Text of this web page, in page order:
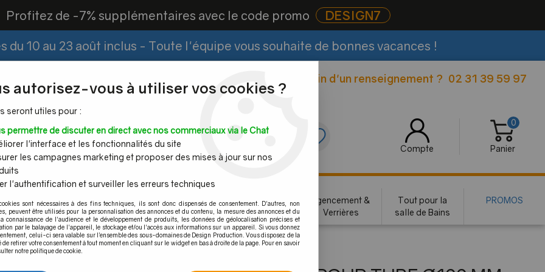
Profitez de -7% supplémentaires avec le code promo DESIGN7
du 10 au 23 août inclus - Toute l'équipe vous souhaite de bonnes vacances !
Besoin d'un renseignement ? 02 31 39 59 97
Espace PRO
Compte
0
Panier
Mains
Tubes et
barres inox
Câble inox &
filet inox
Quincaillerie
pour porte
Agencement &
Verrières
Tout pour la
salle de Bains
PROMOS
>Pièces détachées>Embase manchon pour tube Ø100 mm
autorisez-vous à utiliser vos cookies ?
seront utiles pour :
permettre de discuter en direct avec nos commerciaux via le Chat
l'interface et les fonctionnalités du site
les campagnes marketing et proposer des mises à jour sur nos
l'authentification et surveiller les erreurs techniques
sont nécessaires à des fins techniques, ils sont donc dispensés de consentement. D'autres, non
peuvent être utilisés pour la personnalisation des annonces et du contenu, la mesure des annonces et du
connaissance de l'audience et le développement de produits, les données de géolocalisation précises et
par le balayage de l'appareil, le stockage et/ou l'accès aux informations sur un appareil. Si vous donnez
celui-ci sera valable sur l’ensemble des sous-domaines de Design Production. Vous disposez de la
retirer votre consentement à tout moment en cliquant sur le widget en bas à droite de la page. Pour en savoir
notre politique de cookie.